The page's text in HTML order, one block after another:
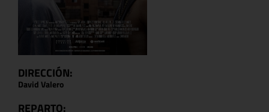
DIRECCIÓN:
David Valero
REPARTO: